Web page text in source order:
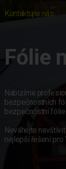
Kontaktujte nás.
Fólie
Nabízíme
bezpečnostních
bezpečnostní
Neváhejte
nejlepší řešení pro